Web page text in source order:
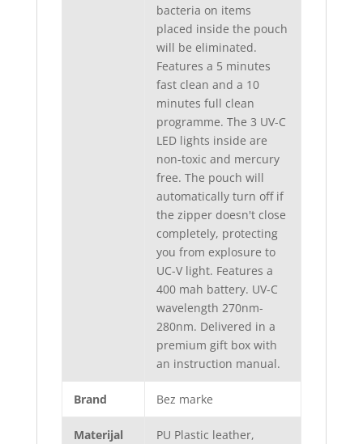
bacteria on items
placed inside the pouch
will be eliminated.
Features a 5 minutes
fast clean and a 10
minutes full clean
programme. The 3 UV-C
LED lights inside are
non-toxic and mercury
free. The pouch will
automatically turn off if
the zipper doesn't close
completely, protecting
you from explosure to
UC-V light. Features a
400 mah battery. UV-C
wavelength 270nm-
280nm. Delivered in a
premium gift box with
an instruction manual.
Brand Bez marke
Materijal PU Plastic leather,